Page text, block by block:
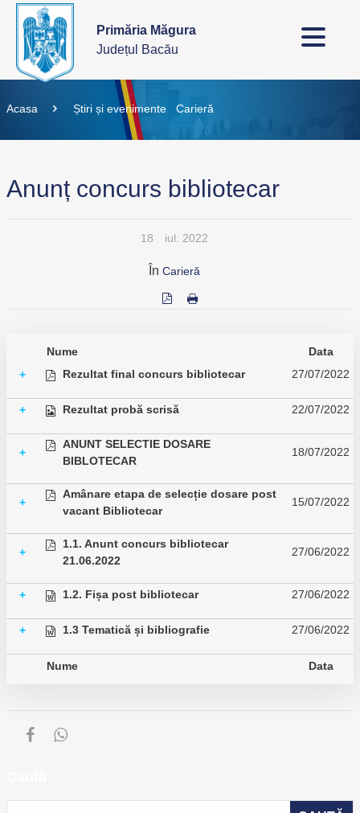
Primăria Măgura
Județul Bacău
Acasa Știri și evenimente Carieră
Anunț concurs bibliotecar
18 iul. 2022
În Carieră
Nume
Data
+
Rezultat final concurs bibliotecar 27/07/2022
+ Rezultat probă scrisă 22/07/2022
+
ANUNT SELECTIE DOSARE
BIBLOTECAR
18/07/2022
+
Amânare etapa de selecție dosare post
vacant Bibliotecar
15/07/2022
+
1.1. Anunt concurs bibliotecar
21.06.2022
27/06/2022
+ 1.2. Fișa post bibliotecar 27/06/2022
+ 1.3 Tematică și bibliografie 27/06/2022
Nume Data